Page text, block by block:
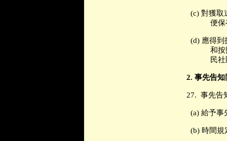
(c) 對獲取
便
(d) 應得
和
民
2. 事先告知
27. 事先告
(a) 給予事
(b) 時間規